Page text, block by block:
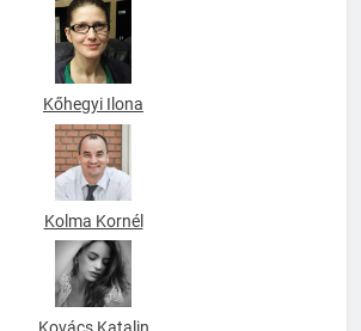
Kőhegyi Ilona
Kolma Kornél